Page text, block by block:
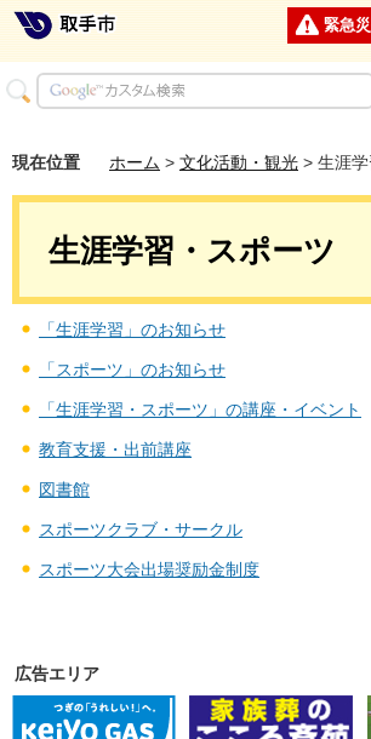
緊急
現在位置 ホーム > 文化活動・観光 > 生涯
生涯学習・スポーツ
「生涯学習」のお知らせ
「スポーツ」のお知らせ
「生涯学習・スポーツ」の講座・イベント
教育支援・出前講座
図書館
スポーツクラブ・サークル
スポーツ大会出場奨励金制度
広告エリア